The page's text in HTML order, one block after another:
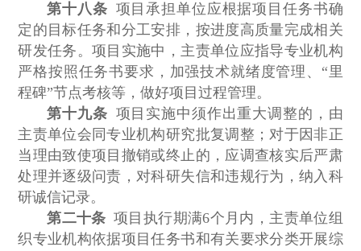
第十八条 项目承担单位应根据项目任务书确
定的目标任务和分工安排，按进度高质量完成相关
研发任务。项目实施中，主责单位应指导专业机构
严格按照任务书要求，加强技术就绪度管理、“里
程碑”节点考核等，做好项目过程管理。
第十九条 项目实施中须作出重大调整的，由
主责单位会同专业机构研究批复调整；对于因非正
当理由致使项目撤销或终止的，应调查核实后严肃
处理并逐级问责，对科研失信和违规行为，纳入科
研诚信记录。
第二十条 项目执行期满6个月内，主责单位组
织专业机构依据项目任务书和有关要求分类开展综